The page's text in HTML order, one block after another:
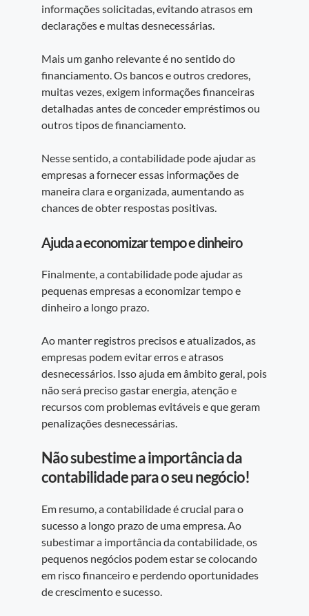
informações solicitadas, evitando atrasos em
declarações e multas desnecessárias.
Mais um ganho relevante é no sentido do
financiamento. Os bancos e outros credores,
muitas vezes, exigem informações financeiras
detalhadas antes de conceder empréstimos ou
outros tipos de financiamento.
Nesse sentido, a contabilidade pode ajudar as
empresas a fornecer essas informações de
maneira clara e organizada, aumentando as
chances de obter respostas positivas.
Ajuda a economizar tempo e dinheiro
Finalmente, a contabilidade pode ajudar as
pequenas empresas a economizar tempo e
dinheiro a longo prazo.
Ao manter registros precisos e atualizados, as
empresas podem evitar erros e atrasos
desnecessários. Isso ajuda em âmbito geral, pois
não será preciso gastar energia, atenção e
recursos com problemas evitáveis e que geram
penalizações desnecessárias.
Nãosubestimea importância da
contabilidade para o seu negócio!
Em resumo, a contabilidade é crucial para o
sucesso a longo prazo de uma empresa. Ao
subestimar a importância da contabilidade, os
pequenos negócios podem estar se colocando
em risco financeiro e perdendo oportunidades
de crescimento e sucesso.